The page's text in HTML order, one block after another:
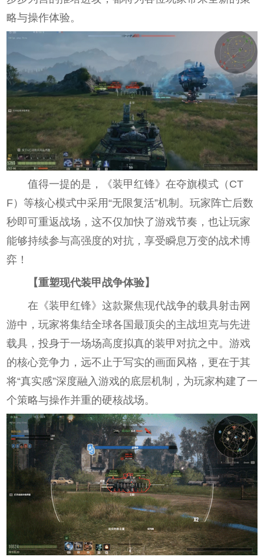
略与操作体验。
值得一提的是，《装甲红锋》在夺旗模式（CT
F）等核心模式中采用“无限复活”机制。玩家阵亡后数
秒即可重返战场，这不仅加快了游戏节奏，也让玩家
能够持续参与高强度的对抗，享受瞬息万变的战术博
弈！
【重塑现代装甲战争体验】
在《装甲红锋》这款聚焦现代战争的载具射击网
游中，玩家将集结全球各国最顶尖的主战坦克与先进
载具，投身于一场场高度拟真的装甲对抗之中。游戏
的核心竞争力，远不止于写实的画面风格，更在于其
将“真实感”深度融入游戏的底层机制，为玩家构建了一
个策略与操作并重的硬核战场。